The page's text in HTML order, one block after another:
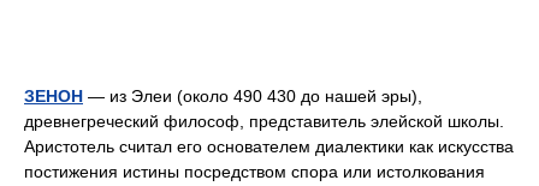
ЗЕНОН — из Элеи (около 490 430 до нашей эры),
древнегреческий философ, представитель элейской школы.
Аристотель считал его основателем диалектики как искусства
постижения истины посредством спора или истолкования